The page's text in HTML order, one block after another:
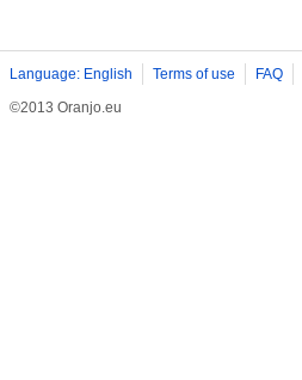
Language: English Terms of use FAQ
©2013 Oranjo.eu